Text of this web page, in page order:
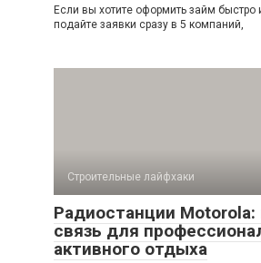
Если вы хотите оформить займ быстро
подайте заявки сразу в 5 компаний,
Строительные лайфхаки
Радиостанции
связь для
активного отдыха